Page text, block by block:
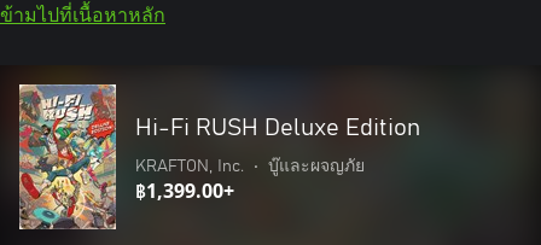
ข้ามไปที่เนื้อหาหลัก
Hi-Fi RUSH Deluxe Edition
KRAFTON, Inc. • บู๊และผจญภัย
฿1,399.00+